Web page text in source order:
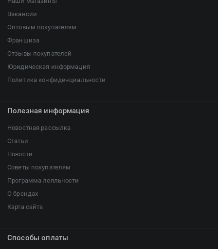
Вакансии
Оптовым покупателям
Франшиза
Отзывы покупателей
Юридическая информация
Политика конфиденциальности
Полезная информация
Новостная рассылка
Статьи
Новости
Советы покупателям
Программа лояльности
О брендах
Карта сайта
Способы оплаты